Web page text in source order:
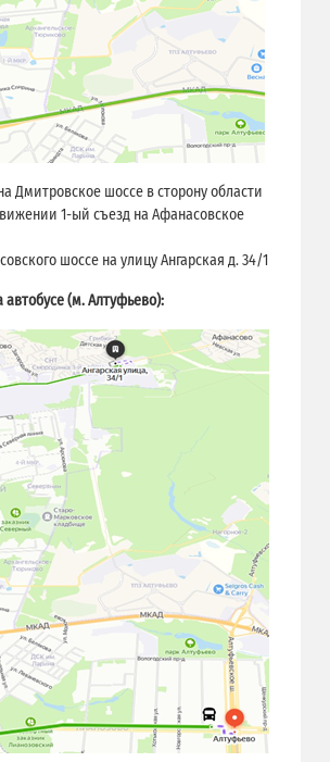
Дмитровское шоссе в сторону области
1-ый съезд на Афанасовское
шоссе на улицу Ангарская д. 34/1
автобусе (м. Алтуфьево):